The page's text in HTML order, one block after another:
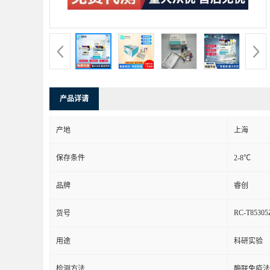
产品详请
产地 上海
保存条件 2-8℃
品牌 睿创
货号 RC-
用途 科研实验